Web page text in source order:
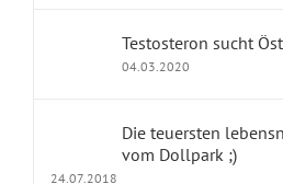
Testosteron sucht
04.03.2020
Die teuersten
vom Dollpark ;)
24.07.2018
Erfahrungsberichte